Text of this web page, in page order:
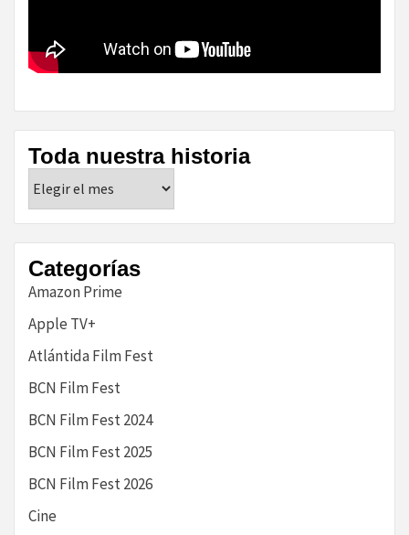
Toda nuestra historia
nuestra
historia
Categorías
Amazon Prime
Apple TV+
Atlántida Film Fest
BCN Film Fest
BCN Film Fest 2024
BCN Film Fest 2025
BCN Film Fest 2026
Cine